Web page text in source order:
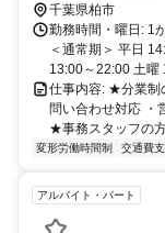
千葉県柏市
勤務時間・曜日: 1
＜通常期＞ 平日
13:00～22:00 土曜
仕事内容: ★分業制
問い合わせ対応 ・
★事務スタッフの
変形労働時間制 交通費
アルバイト・パート